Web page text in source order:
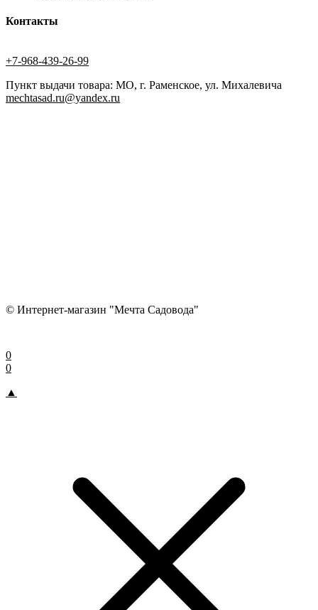
Контакты
+7-968-439-26-99
Пункт выдачи товара: МО, г. Раменское, ул. Михалевича
mechtasad.ru@yandex.ru
© Интернет-магазин "Мечта Садовода"
0
0
▲